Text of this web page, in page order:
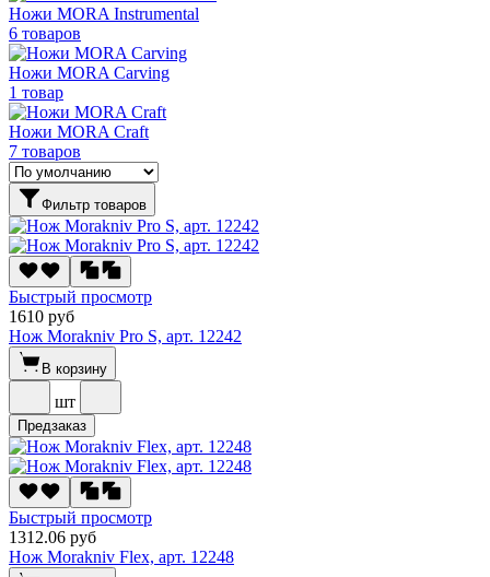
Ножи MORA Instrumental
6 товаров
Ножи MORA Carving
1 товар
Ножи MORA Craft
7 товаров
Фильтр товаров
Быстрый просмотр
1610 руб
Нож Morakniv Pro S, арт. 12242
В корзину
шт
Предзаказ
Быстрый просмотр
1312.06 руб
Нож Morakniv Flex, арт. 12248